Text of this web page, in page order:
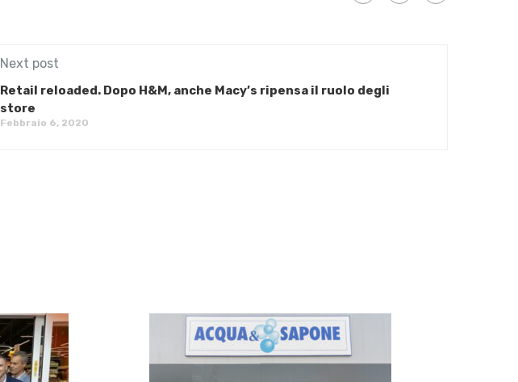
Next post
Retail reloaded. Dopo H&M, anche Macy’s ripensa il ruolo degli
store
Febbraio 6, 2020